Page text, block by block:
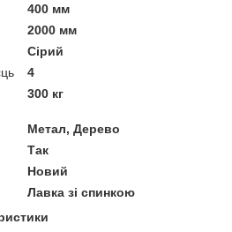
400 мм
2000 мм
Сірий
4
300 кг
Метал, Дерево
Так
Новий
Лавка зі спинкою